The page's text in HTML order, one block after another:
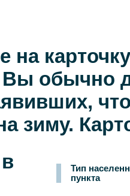
на
обычно
зиму.
Тип
пункта